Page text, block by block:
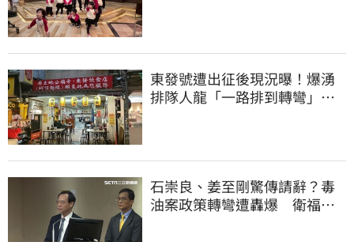
東發號遭出征後現況曝！爆湧
排隊人龍「一路排到轉彎」
石崇良、姜至剛驚傳請辭？毒
油案政策轉彎遭轟爆 衛福部